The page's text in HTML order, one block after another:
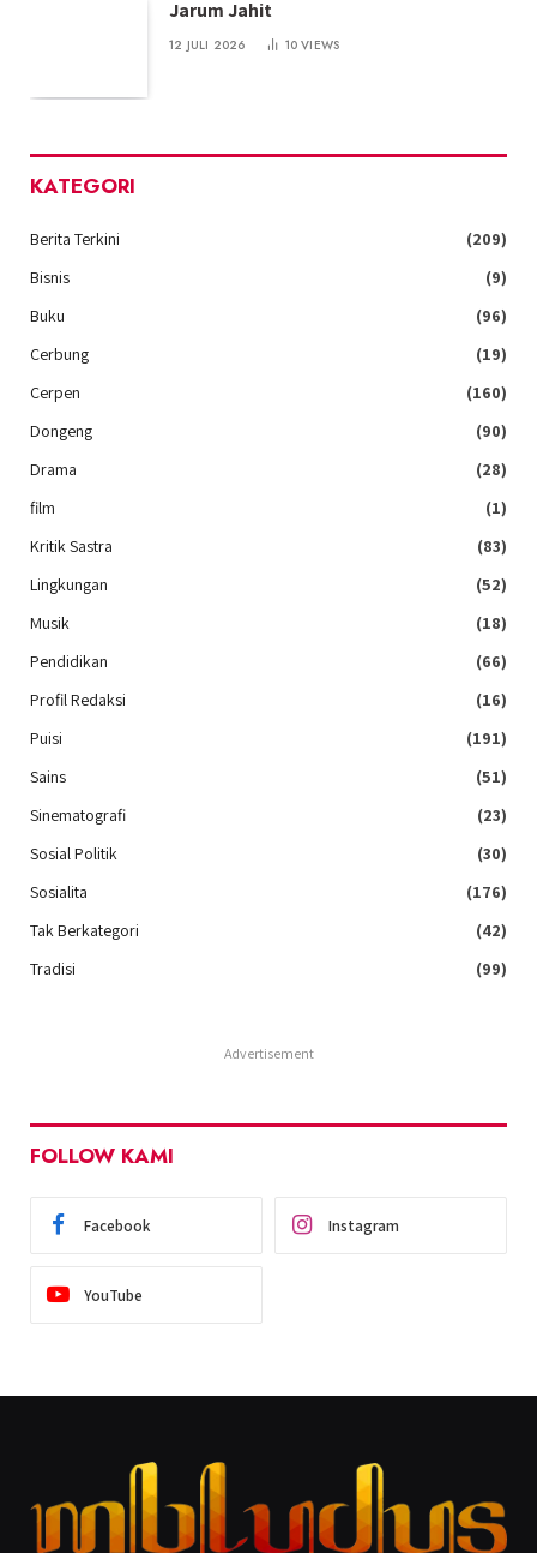
Jarum Jahit
12 JULI 2026 10VIEWS
KATEGORI
Berita Terkini
(209)
Bisnis
(9)
Buku
(96)
Cerbung
(19)
Cerpen
(160)
Dongeng
(90)
Drama
(28)
film
(1)
Kritik Sastra
(83)
Lingkungan
(52)
Musik
(18)
Pendidikan
(66)
Profil Redaksi
(16)
Puisi
(191)
Sains
(51)
Sinematografi
(23)
Sosial Politik
(30)
Sosialita
(176)
Tak Berkategori
(42)
Tradisi
(99)
Advertisement
FOLLOW KAMI
Facebook Instagram
YouTube